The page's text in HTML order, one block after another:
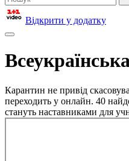
Відкрити у додатку
Карантин не привід
переходить у онлайн. 40
стануть наставниками для